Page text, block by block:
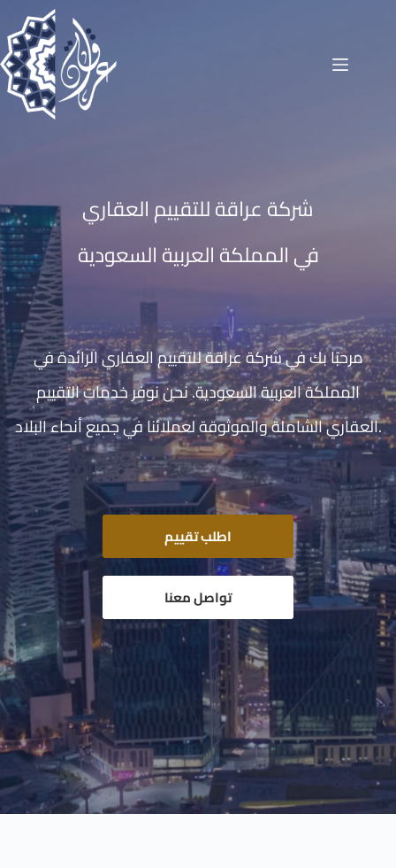
شركة عراقة للتقييم العقاري
في المملكة العربية السعودية
مرحبًا بك في شركة عراقة للتقييم العقاري الرائدة في
المملكة العربية السعودية. نحن نوفر خدمات التقييم
العقاري الشاملة والموثوقة لعملائنا في جميع أنحاء البلاد.
اطلب تقييم
تواصل معنا